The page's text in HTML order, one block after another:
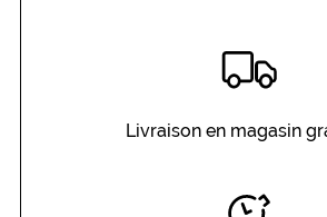
Livraison en magasin